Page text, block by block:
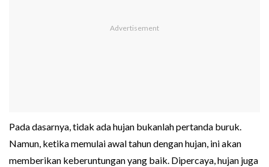
Pada dasarnya, tidak ada hujan bukanlah pertanda buruk.
Namun, ketika memulai awal tahun dengan hujan, ini akan
memberikan keberuntungan yang baik. Dipercaya, hujan juga